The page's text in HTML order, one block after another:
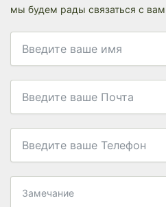
мы будем рады связаться с